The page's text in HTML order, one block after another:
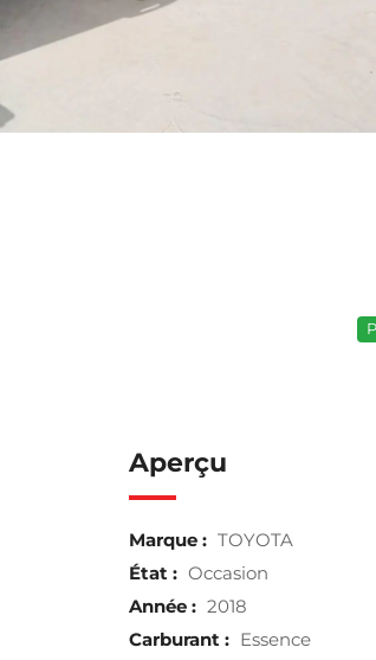
Aperçu
Marque : TOYOTA
État : Occasion
Année : 2018
Carburant : Essence